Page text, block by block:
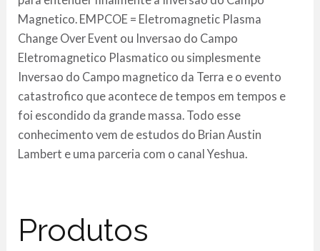
Magnetico. EMPCOE = Eletromagnetic Plasma
Change Over Event ou Inversao do Campo
Eletromagnetico Plasmatico ou simplesmente
Inversao do Campo magnetico da Terra e o evento
catastrofico que acontece de tempos em tempos e
foi escondido da grande massa. Todo esse
conhecimento vem de estudos do Brian Austin
Lambert e uma parceria com o canal Yeshua.
Produtos